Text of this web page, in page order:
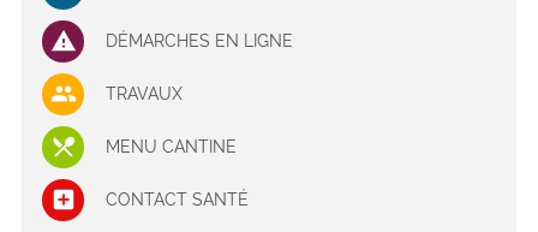
DÉMARCHES EN LIGNE
TRAVAUX
MENU CANTINE
CONTACT SANTÉ